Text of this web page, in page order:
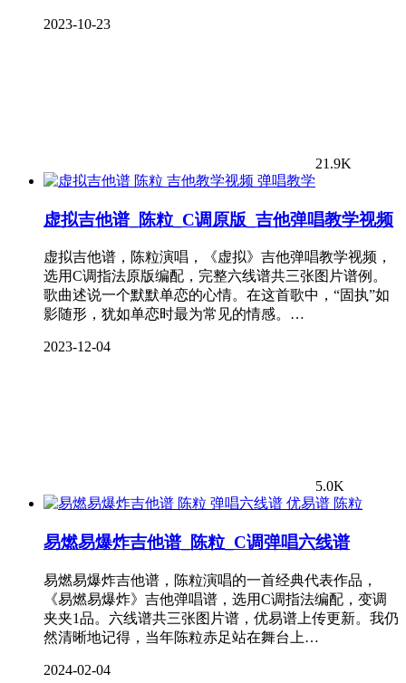
2023-10-23
21.9K
弹唱教学
虚拟吉他谱_陈粒_C调原版_吉他弹唱教学视频
虚拟吉他谱，陈粒演唱，《虚拟》吉他弹唱教学视频，
选用C调指法原版编配，完整六线谱共三张图片谱例。
歌曲述说一个默默单恋的心情。在这首歌中，“固执”如
影随形，犹如单恋时最为常见的情感。…
2023-12-04
5.0K
陈粒
易燃易爆炸吉他谱_陈粒_C调弹唱六线谱
易燃易爆炸吉他谱，陈粒演唱的一首经典代表作品，
《易燃易爆炸》吉他弹唱谱，选用C调指法编配，变调
夹夹1品。六线谱共三张图片谱，优易谱上传更新。我仍
然清晰地记得，当年陈粒赤足站在舞台上…
2024-02-04